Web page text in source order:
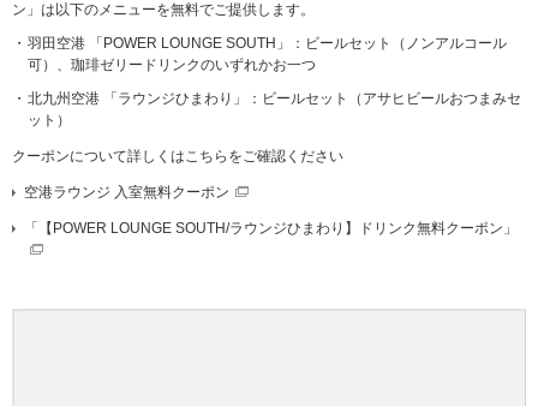
ン」は以下のメニューを無料でご提供します。
羽田空港 「POWER LOUNGE SOUTH」：ビールセット（ノンアルコール
可）、珈琲ゼリードリンクのいずれかお一つ
北九州空港 「ラウンジひまわり」：ビールセット（アサヒビールおつまみセ
ット）
クーポンについて詳しくはこちらをご確認ください
空港ラウンジ 入室無料クーポン
「【POWER LOUNGE SOUTH/ラウンジひまわり】ドリンク無料クーポン」